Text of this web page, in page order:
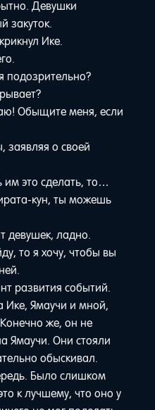
Девушки
закуток.
Ике.
подозрительно?
Обыщите меня, если
заявляя о своей
это сделать, то…
кун, ты можешь
девушек, ладно.
то я хочу, чтобы вы
развития событий.
Ике, Ямаучи и мной,
же, он не
Ямаучи. Они стояли
обыскивал.
Было слишком
к лучшему, что оно у